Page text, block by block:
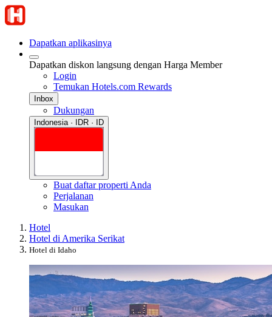
Dapatkan aplikasinya
Dapatkan diskon langsung dengan Harga Member
Login
Temukan Hotels.com Rewards
Inbox
Dukungan
Indonesia · IDR · ID
Buat daftar properti Anda
Perjalanan
Masukan
Hotel
Hotel di Amerika Serikat
Hotel di Idaho